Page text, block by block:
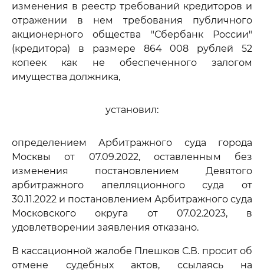
изменения в реестр требований кредиторов и
отражении в нем требования публичного
акционерного общества "Сбербанк России"
(кредитора) в размере 864 008 рублей 52
копеек как не обеспеченного залогом
имущества должника,
установил:
определением Арбитражного суда города
Москвы от 07.09.2022, оставленным без
изменения постановлением Девятого
арбитражного апелляционного суда от
30.11.2022 и постановлением Арбитражного суда
Московского округа от 07.02.2023, в
удовлетворении заявления отказано.
В кассационной жалобе Плешков С.В. просит об
отмене судебных актов, ссылаясь на